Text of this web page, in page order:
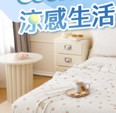
床包兩用被組 ｜100%
萊賽爾纖維
NT$3,580 ~ NT$3,880
NT$4,880
加入購物車